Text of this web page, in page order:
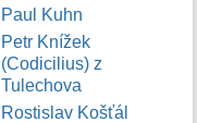
Paul Kuhn
Petr Knížek
(Codicilius) z
Tulechova
Rostislav Košťál